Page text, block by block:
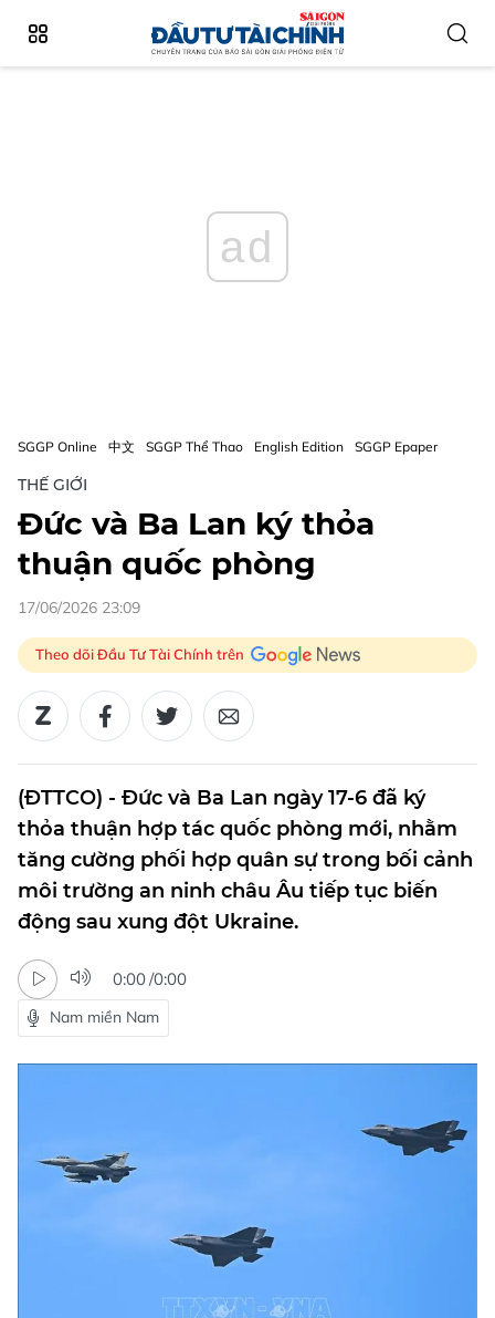
ad
SGGP Online 中文 SGGP Thể Thao English Edition SGGP Epaper
THẾ GIỚI
Đức và Ba Lan ký thỏa
thuận quốc phòng
17/06/2026 23:09
Theo dõi Đầu Tư Tài Chính trên
(ĐTTCO) - Đức và Ba Lan ngày 17-6 đã ký
thỏa thuận hợp tác quốc phòng mới, nhằm
tăng cường phối hợp quân sự trong bối cảnh
môi trường an ninh châu Âu tiếp tục biến
động sau xung đột Ukraine.
0:00/0:00
Nam miền Nam